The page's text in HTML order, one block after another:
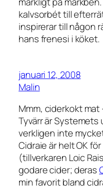
kalvsorbét till
inspirerar till någon
hans frenesi i köket.
januari 12, 2008
Malin
Mmm, ciderkokt
Tyvärr är
verkligen inte
Cidraie är helt OK
(tillverkaren Loic
godare cider; deras
min favorit bland